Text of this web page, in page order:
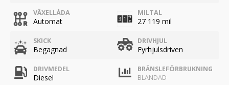
VÄXELLÅDA
Automat
MILTAL
27 119 mil
SKICK
Begagnad
DRIVHJUL
Fyrhjulsdriven
DRIVMEDEL
Diesel
BRÄNSLEFÖRBRUKNING
BLANDAD